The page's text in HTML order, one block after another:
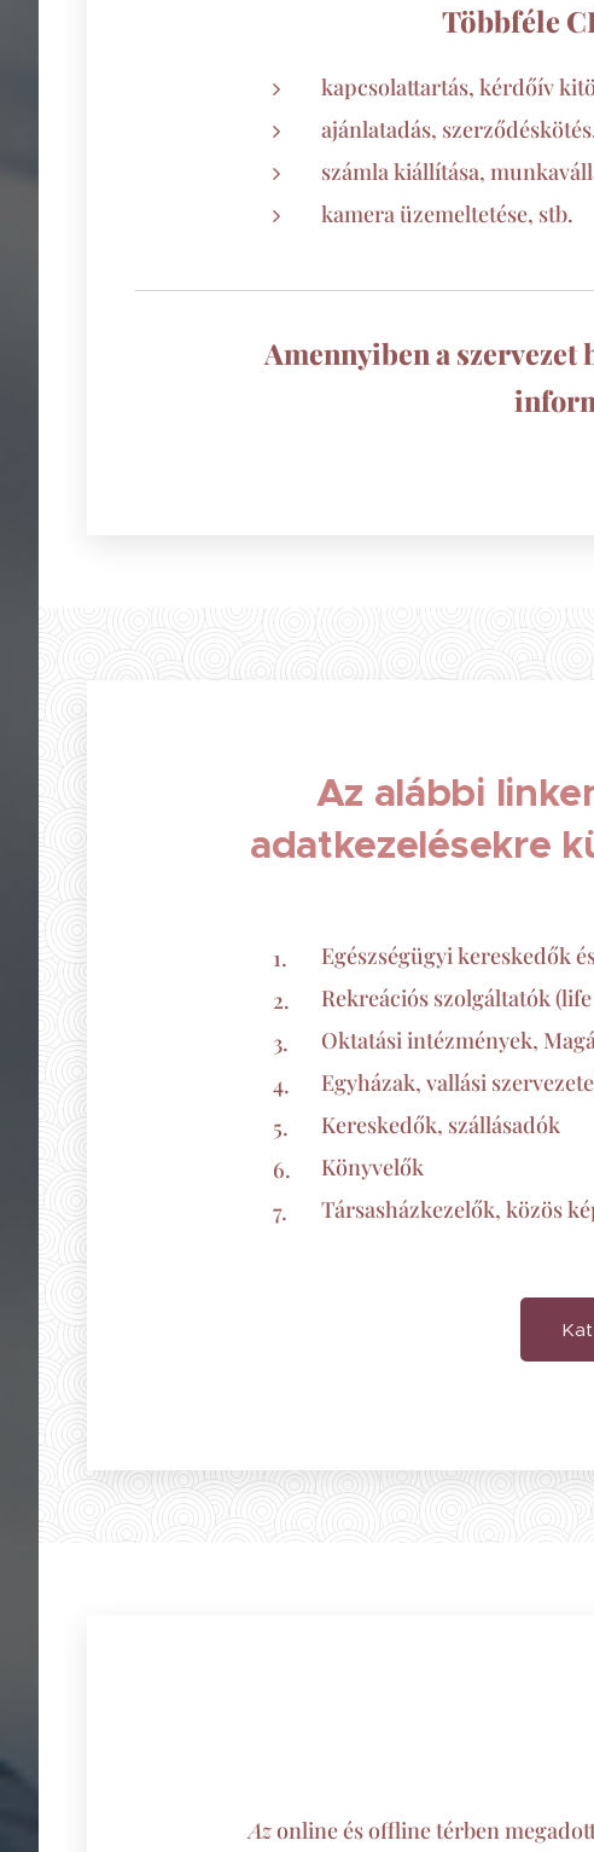
Többféle
kapcsolattartás, kérdőív
ajánlatadás,
számla kiállítása,
kamera üzemeltetése, stb.
Amennyiben a szervezet
Az alábbi
adatkezelésekre
Egészségügyi kereskedők
Rekreációs szolgáltatók
Oktatási intézmények,
Egyházak, vallási
Kereskedők, szállásadók
Könyvelők
Társasházkezelők, közös
Azonline és offline térben